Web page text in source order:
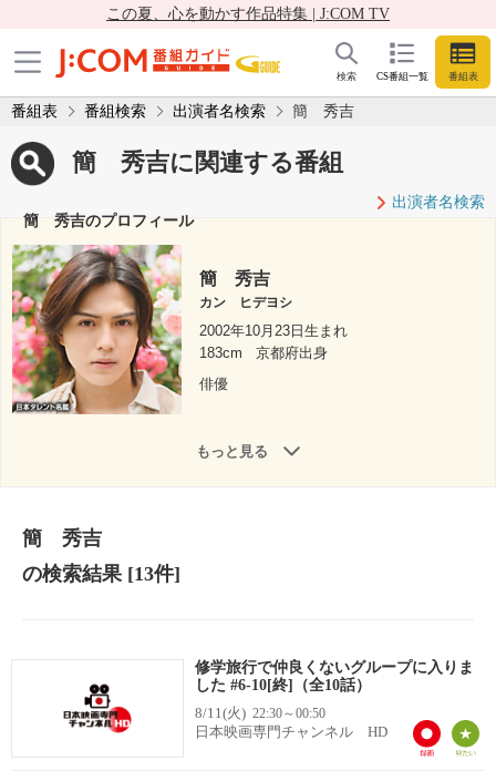
この夏、心を動かす作品特集 | J:COM TV
CS番組一覧 番組表
検索
番組表 番組検索 出演者名検索 簡 秀吉
簡 秀吉に関連する番組
出演者名検索
簡 秀吉のプロフィール
簡 秀吉
カン ヒデヨシ
2002年10月23日生まれ
183cm
京都府出身
俳優
もっと見る
簡 秀吉
の検索結果[13件]
修学旅行で仲良くないグループに入りま
した #6-10[終]（全10話）
8/11(火) 22:30～00:50
日本映画専門チャンネル HD